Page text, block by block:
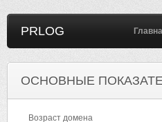
PRLOG
ОСНОВНЫЕ
Возраст домена